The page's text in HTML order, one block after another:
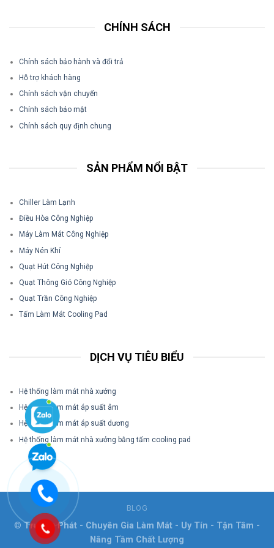
CHÍNH SÁCH
Chính sách bảo hành và đổi trả
Hỗ trợ khách hàng
Chính sách vận chuyển
Chính sách bảo mật
Chính sách quy định chung
SẢN PHẨM NỔI BẬT
Chiller Làm Lạnh
Điều Hòa Công Nghiệp
Máy Làm Mát Công Nghiệp
Máy Nén Khí
Quạt Hút Công Nghiệp
Quạt Thông Gió Công Nghiệp
Quạt Trần Công Nghiệp
Tấm Làm Mát Cooling Pad
DỊCH VỤ TIÊU BIỂU
Hệ thống làm mát nhà xưởng
Hệ thống làm mát áp suất âm
Hệ thống làm mát áp suất dương
Hệ thống làm mát nhà xưởng bằng tấm cooling pad
BLOG
© Trường Phát - Chuyên Gia Làm Mát - Uy Tín - Tận Tâm -
Nâng Tầm Chất Lượng